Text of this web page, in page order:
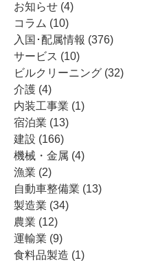
お知らせ (4)
コラム (10)
入国･配属情報 (376)
サービス (10)
ビルクリーニング (32)
介護 (4)
内装工事業 (1)
宿泊業 (13)
建設 (166)
機械・金属 (4)
漁業 (2)
自動車整備業 (13)
製造業 (34)
農業 (12)
運輸業 (9)
食料品製造 (1)